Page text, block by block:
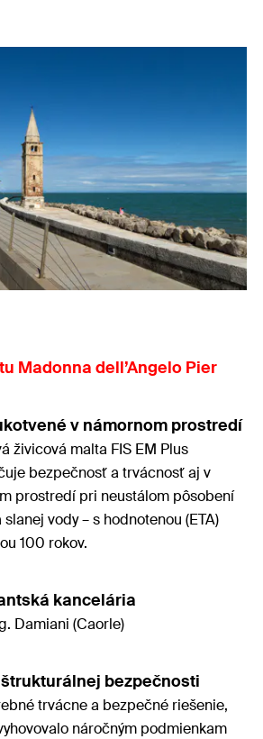
Madonna dell’Angelo Pier
v námornom prostredí
živicová malta FIS EM Plus
bezpečnosť a trvácnosť aj v
prostredí pri neustálom pôsobení
vody – s hodnotenou (ETA)
100 rokov.
kancelária
Damiani (Caorle)
bezpečnosti
trvácne a bezpečné riešenie,
náročným podmienkam